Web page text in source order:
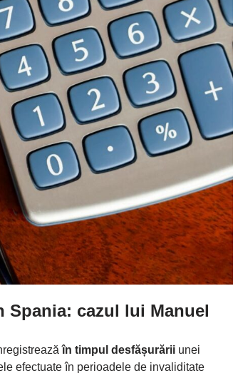
Spania: cazul lui Manuel
în timpul desfășurării unei
efectuate în perioadele de invaliditate